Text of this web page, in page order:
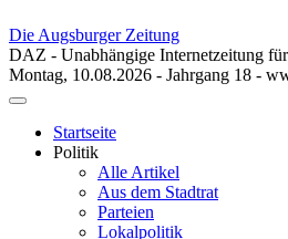
Die Augsburger Zeitung
DAZ - Unabhängige Internetzeitung
Montag, 10.08.2026 - Jahrgang 18 -
Toggle
navigationStartseite
Politik
Alle Artikel
Aus dem Stadtrat
Parteien
Lokalpolitik